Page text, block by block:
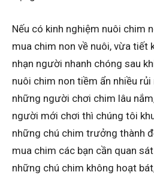
Nếu có kinh nghiệm nuôi chim
mua chim non về nuôi, vừa tiết
nhạn người nhanh chóng sau
nuôi chim non tiềm ẩn nhiều
những người chơi chim lâu
người mới chơi thì chúng tôi
những chú chim trưởng thành
mua chim các bạn cần quan
những chú chim không hoạt